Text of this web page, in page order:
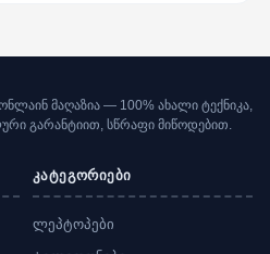
მაღაზია — 100% ახალი ტექნიკა,
გარანტიით, სწრაფი მიწოდებით.
კატეგორიები
ლეპტოპები